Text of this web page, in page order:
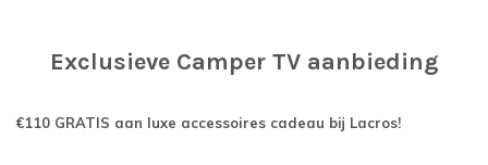
Exclusieve Camper TV aanbieding
€110 GRATIS aan luxe accessoires cadeau bij Lacros!